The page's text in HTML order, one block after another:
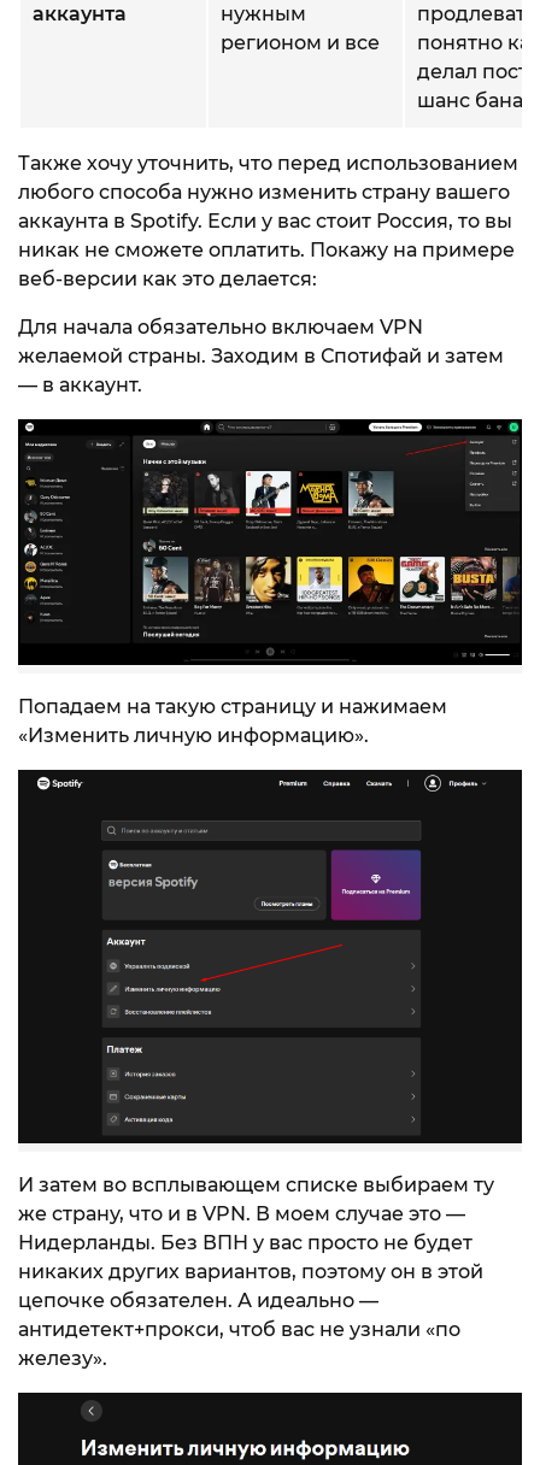
аккаунта
нужным
регионом и все
понятно
делал
шанс бана
Также хочу уточнить, что перед использованием
любого способа нужно изменить страну вашего
аккаунта в Spotify. Если у вас стоит Россия, то вы
никак не сможете оплатить. Покажу на примере
веб-версии как это делается:
Для начала обязательно включаем VPN
желаемой страны. Заходим в Спотифай и затем
— в аккаунт.
Попадаем на такую страницу и нажимаем
«Изменить личную информацию».
И затем во всплывающем списке выбираем ту
же страну, что и в VPN. В моем случае это —
Нидерланды. Без ВПН у вас просто не будет
никаких других вариантов, поэтому он в этой
цепочке обязателен. А идеально —
антидетект+прокси, чтоб вас не узнали «по
железу».